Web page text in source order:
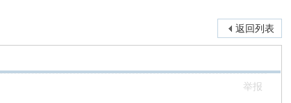
返回列表
举报